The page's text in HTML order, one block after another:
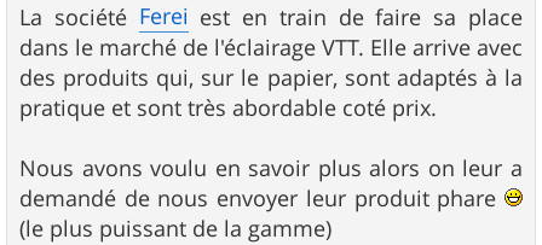
s
s
a
g
e
La société Ferei est en train de faire sa place
dans le marché de l'éclairage VTT. Elle arrive avec
des produits qui, sur le papier, sont adaptés à la
pratique et sont très abordable coté prix.
Nous avons voulu en savoir plus alors on leur a
demandé de nous envoyer leur produit phare
(le plus puissant de la gamme)